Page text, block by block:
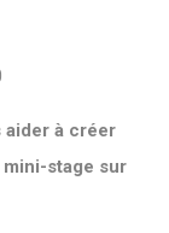
aider à créer
stage sur